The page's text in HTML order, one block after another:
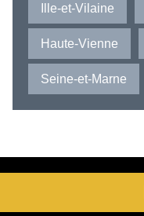
Ille-et-Vilaine
Haute-Vienne
Seine-et-Marne